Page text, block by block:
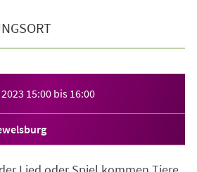
15:00 bis 16:00